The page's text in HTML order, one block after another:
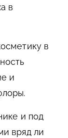
в
в
и
и под
вряд ли